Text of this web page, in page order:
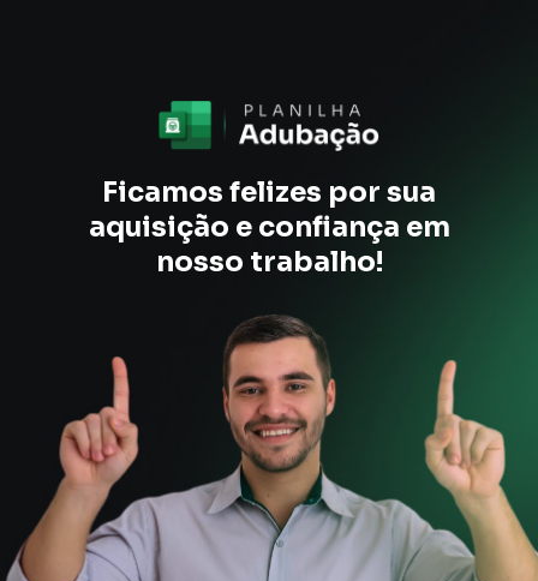
Ficamos felizes por sua
aquisição e confiança em
nosso trabalho!